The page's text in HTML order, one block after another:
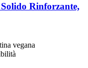
Rinforzante,
vegana